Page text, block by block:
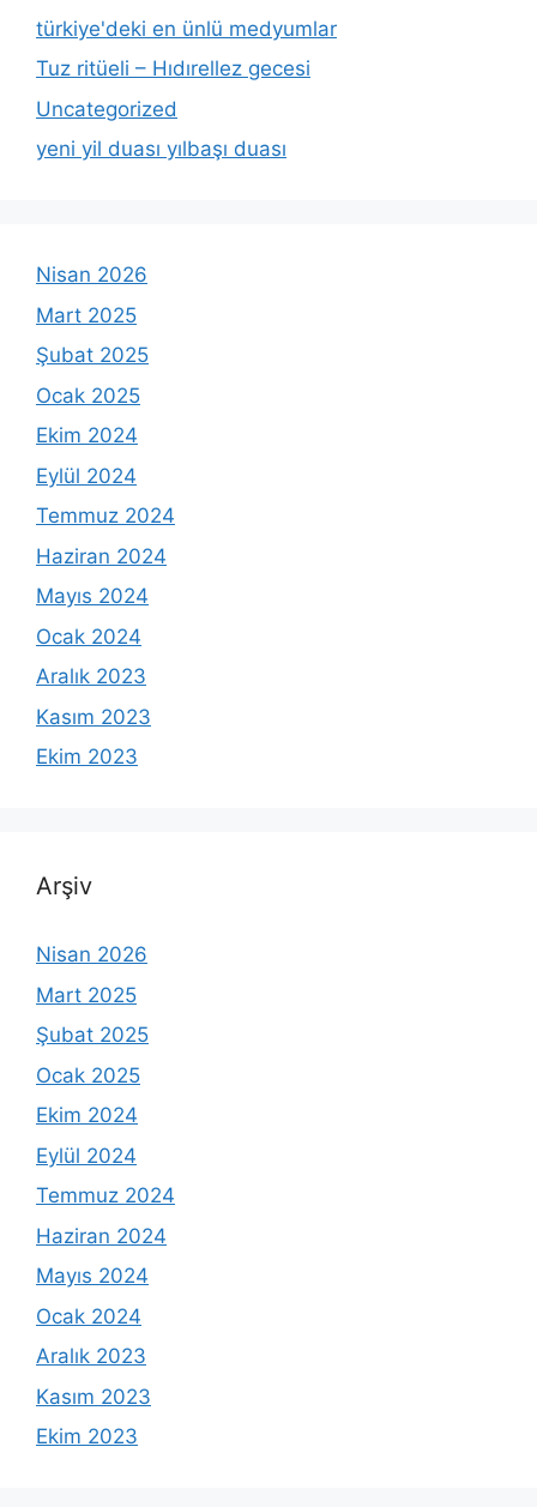
türkiye'deki en ünlü medyumlar
Tuz ritüeli – Hıdırellez gecesi
Uncategorized
yeni yil duası yılbaşı duası
Nisan 2026
Mart 2025
Şubat 2025
Ocak 2025
Ekim 2024
Eylül 2024
Temmuz 2024
Haziran 2024
Mayıs 2024
Ocak 2024
Aralık 2023
Kasım 2023
Ekim 2023
Arşiv
Nisan 2026
Mart 2025
Şubat 2025
Ocak 2025
Ekim 2024
Eylül 2024
Temmuz 2024
Haziran 2024
Mayıs 2024
Ocak 2024
Aralık 2023
Kasım 2023
Ekim 2023